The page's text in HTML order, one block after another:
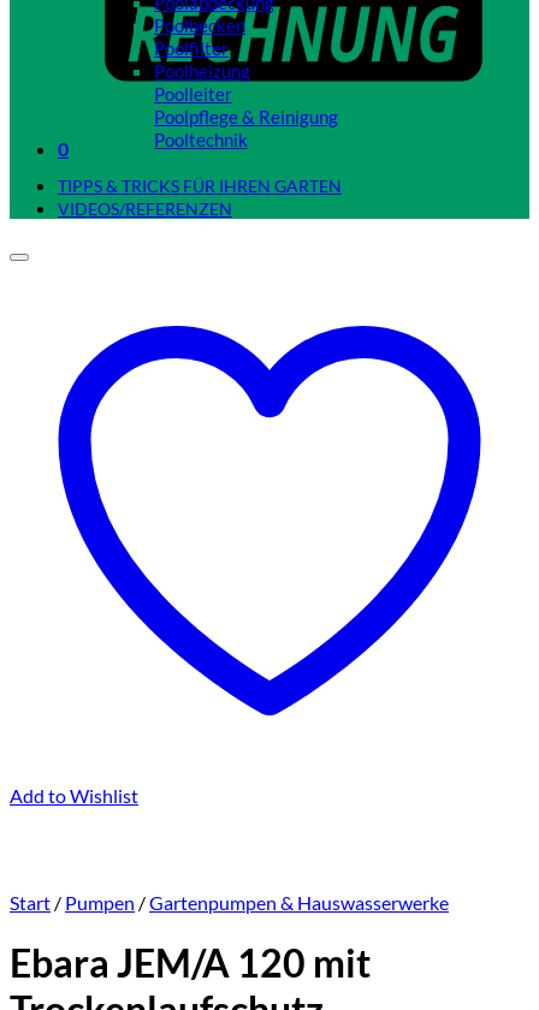
0
Poolbecken
Poolfilter
Poolheizung
Poolleiter
Poolpflege & Reinigung
Pooltechnik
TIPPS & TRICKS FÜR IHREN GARTEN
VIDEOS/REFERENZEN
Add to Wishlist
Start / Pumpen /Gartenpumpen & Hauswasserwerke
Ebara JEM/A 120 mit